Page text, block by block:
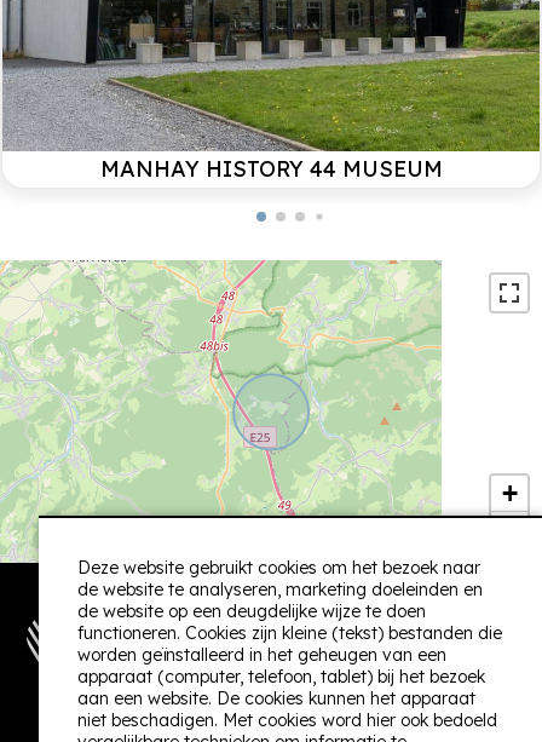
Een tijdloos verblijf in dit charmante huisje. Bij elke
blik ontdekken we details die ons een beetje meer
doen dromen... Alles wat we nodig hadden was
aanwezig, dus het ontbrak ons aan niets. We hebben
een geweldig weekend gehad. BEDANKT
Met familie/ april 2025
Heerlijk verblijf gehad in Le Sequoia! Mooie, ruime
woning en alles is er aanwezig wat je nodig hebt.
Heel mooi gerenoveerd. Prachtige omgeving waar
we vele leuke wandelingen hebben gedaan met zijn
allen. Een echte aanrader en topper!
Hillary
Met gezin/ oktober 2024
Heel charmant huis , gerenoveerd met aandacht
voor de originele structuur . slpk beneden niet echt
ok , dubbel bed ontbreekt net zoals extra
douche/lavabo bvb . Living ok , lederen zetel niet ok
MANHAY HISTORY 44 MUSEUM
+
Volg ons:
Deze website gebruikt cookies om het bezoek naar
de website te analyseren, marketing doeleinden en
de website op een deugdelijke wijze te doen
functioneren. Cookies zijn kleine (tekst) bestanden die
worden geïnstalleerd in het geheugen van een
apparaat (computer, telefoon, tablet) bij het bezoek
aan een website. De cookies kunnen het apparaat
niet beschadigen. Met cookies word hier ook bedoeld